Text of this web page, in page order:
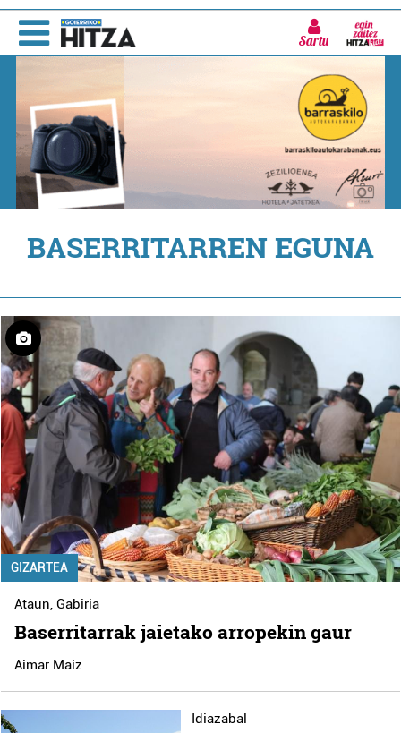
Sartu
BASERRITARREN EGUNA
GIZARTEA
Ataun,Gabiria
Baserritarrak jaietako arropekin gaur
Aimar Maiz
Idiazabal